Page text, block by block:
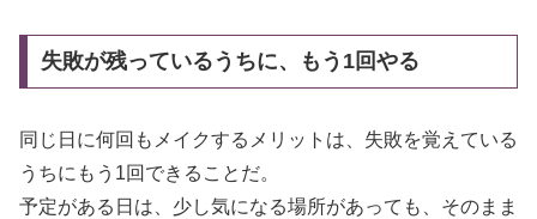
失敗が残っているうちに、もう1回やる
同じ日に何回もメイクするメリットは、失敗を覚えている
うちにもう1回できることだ。
予定がある日は、少し気になる場所があっても、そのまま